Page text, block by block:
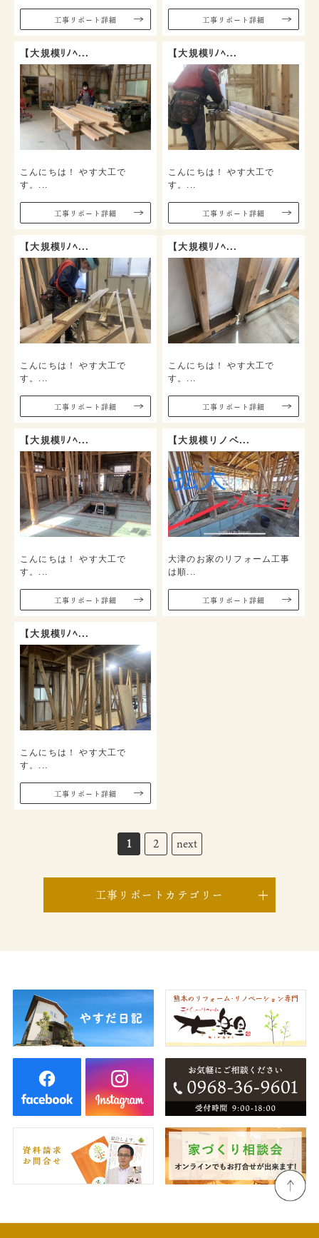
⼯事リポート詳細 ⼯事リポート詳細
【大規模ﾘﾉﾍ...
こんにちは！ やす大工で
す。...
⼯事リポート詳細
【大規模ﾘﾉﾍ...
こんにちは！ やす大工で
す。...
⼯事リポート詳細
【大規模ﾘﾉﾍ...
こんにちは！ やす大工で
す。...
⼯事リポート詳細
【大規模ﾘﾉﾍ...
こんにちは！ やす大工で
す。...
⼯事リポート詳細
【大規模ﾘﾉﾍ...
こんにちは！ やす大工で
す。...
⼯事リポート詳細
【大規模リノベ...
大津のお家のリフォーム工事
は順...
⼯事リポート詳細
【大規模ﾘﾉﾍ...
こんにちは！ やす大工で
す。...
⼯事リポート詳細
1 2 next
工事リポートカテゴリー